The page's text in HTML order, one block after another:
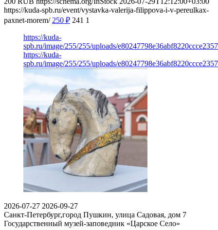
https://kuda-spb.ru/event/vystavka-valerija-filippova-i-v-pereulkax-
paxnet-morem/ 250 ₽ 241 1
https://kuda-
spb.ru/image/255/255/uploads/
https://kuda-
spb.ru/image/255/255/uploads/
2026-07-27 2026-09-27
Санкт-Петербург,город Пушкин, улица Садовая, дом 7
Государственный музей-заповедник «Царское Село»